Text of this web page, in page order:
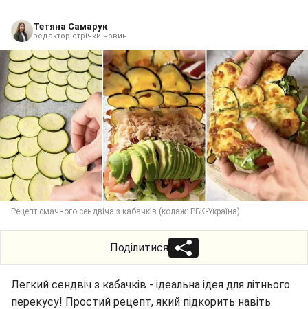
Тетяна Самарук
редактор стрічки новин
Рецепт смачного сендвіча з кабачків (колаж: РБК-Україна)
Поділитися
Легкий сендвіч з кабачків - ідеальна ідея для літнього
перекусу! Простий рецепт, який підкорить навіть